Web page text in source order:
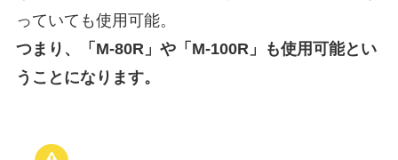
っていても使用可能。
つまり、「M-80R」や「M-100R」も使用可能とい
うことになります。